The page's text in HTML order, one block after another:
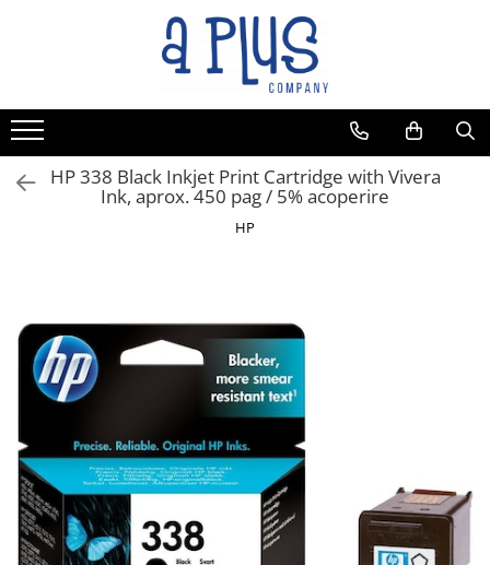
HP 338 Black Inkjet Print Cartridge with Vivera
Ink, aprox. 450 pag / 5% acoperire
HP